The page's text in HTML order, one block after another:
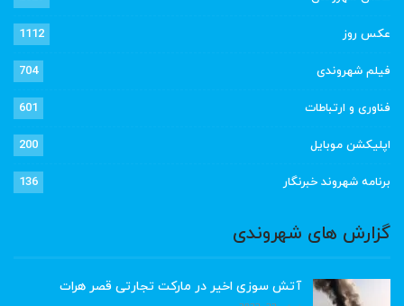
عکس روز 1112
فیلم شهروندی 704
فناوری و ارتباطات 601
اپلیکشن موبایل 200
برنامه شهروند خبرنگار 136
گزارش های شهروندی
آتش سوزی اخیر در مارکت تجارتی قصر هرات